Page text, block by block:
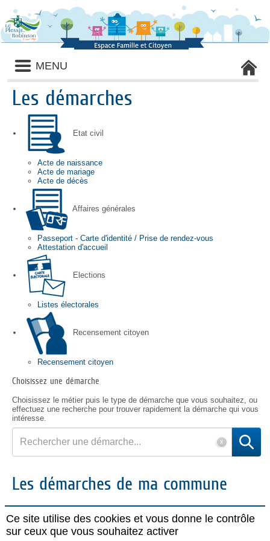
Liste
des
avertissements
MENU
Les démarches
Etat civil
Acte de naissance
Acte de mariage
Acte de décès
Affaires générales
Passeport - Carte d'identité / Prise de rendez-vous
Attestation d'accueil
Elections
Listes électorales
Recensement citoyen
Recensement citoyen
Choisissez une démarche
Choisissez le métier puis le type de démarche que vous souhaitez, ou
effectuez une recherche pour trouver rapidement la démarche qui vous
intéresse.
Rechercher
une
Les démarches de ma commune
Robinson
Accès au site de la
AIDE
Panneau de gestion des cookies
Ce site utilise des cookies et vous donne le contrôle
sur ceux que vous souhaitez activer